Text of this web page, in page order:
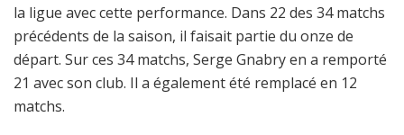
la ligue avec cette performance. Dans 22 des 34 matchs
précédents de la saison, il faisait partie du onze de
départ. Sur ces 34 matchs, Serge Gnabry en a remporté
21 avec son club. Il a également été remplacé en 12
matchs.